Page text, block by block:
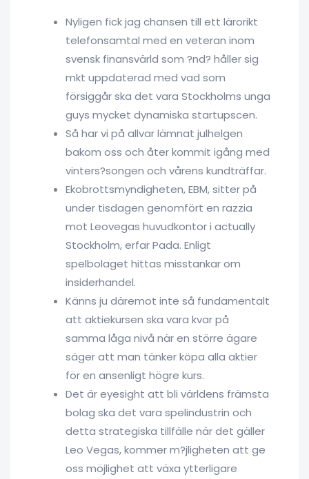
Nyligen fick jag chansen till ett lärorikt
telefonsamtal med en veteran inom
svensk finansvärld som ?nd? håller sig
mkt uppdaterad med vad som
försiggår ska det vara Stockholms unga
guys mycket dynamiska startupscen.
Så har vi på allvar lämnat julhelgen
bakom oss och åter kommit igång med
vinters?songen och vårens kundträffar.
Ekobrottsmyndigheten, EBM, sitter på
under tisdagen genomfört en razzia
mot Leovegas huvudkontor i actually
Stockholm, erfar Pada. Enligt
spelbolaget hittas misstankar om
insiderhandel.
Känns ju däremot inte så fundamentalt
att aktiekursen ska vara kvar på
samma låga nivå när en större ägare
säger att man tänker köpa alla aktier
för en ansenligt högre kurs.
Det är eyesight att bli världens främsta
bolag ska det vara spelindustrin och
detta strategiska tillfälle när det gäller
Leo Vegas, kommer m?jligheten att ge
oss möjlighet att växa ytterligare